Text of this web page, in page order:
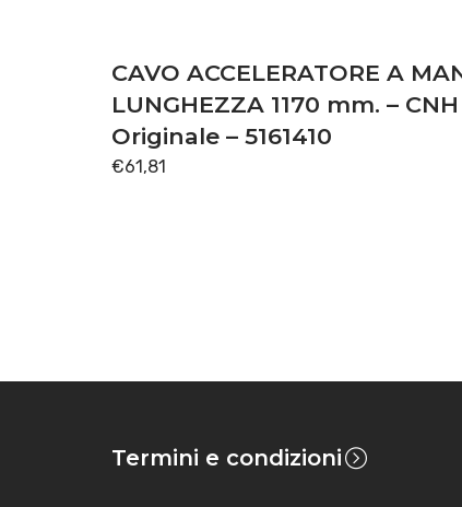
CAVO ACCELERATORE A
LUNGHEZZA 1170 mm. – CNH
Originale – 5161410
€61,81
Termini e condizioni